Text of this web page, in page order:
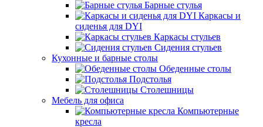
Барные стулья
Каркасы и
сиденья для DYI
Каркасы стульев
Сидения стульев
Кухонные и барные столы
Обеденные столы
Подстолья
Столешницы
Мебель для офиса
Компьютерные
кресла